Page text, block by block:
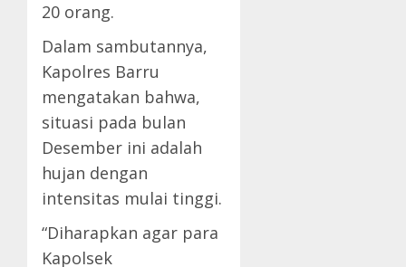
20 orang.
Dalam sambutannya,
Kapolres Barru
mengatakan bahwa,
situasi pada bulan
Desember ini adalah
hujan dengan
intensitas mulai tinggi.
“Diharapkan agar para
Kapolsek